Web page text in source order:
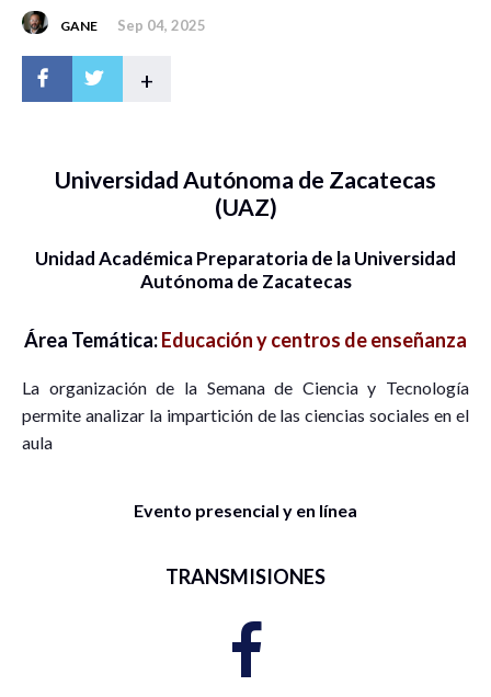
GANE Sep 04, 2025
+
Universidad Autónoma de Zacatecas
(UAZ)
Unidad Académica Preparatoria de la Universidad
Autónoma de Zacatecas
Área Temática:Educación y centros de enseñanza
La organización de la Semana de Ciencia y Tecnología
permite analizar la impartición de las ciencias sociales en el
aula
Evento presencial y en línea
TRANSMISIONES